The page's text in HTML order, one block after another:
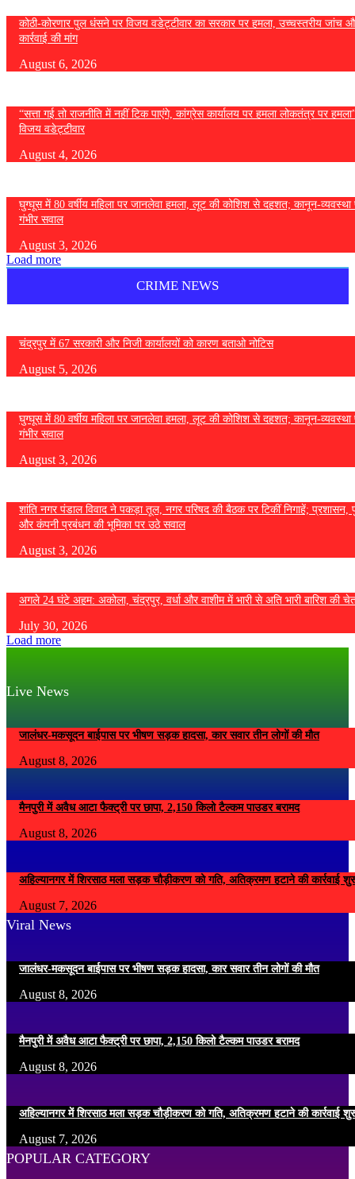
कोठी-कोरणार पुल धंसने पर विजय वडेट्टीवार का सरकार पर हमला, उच्चस्तरीय जांच
कार्रवाई की मांग
August 6, 2026
“सत्ता गई तो राजनीति में नहीं टिक पाएंगे, कांग्रेस कार्यालय पर हमला लोकतंत्र पर
विजय वडेट्टीवार
August 4, 2026
घुग्घूस में 80 वर्षीय महिला पर जानलेवा हमला, लूट की कोशिश से दहशत; कानून-व्यवस्था
गंभीर सवाल
August 3, 2026
Load more
CRIME NEWS
चंद्रपुर में 67 सरकारी और निजी कार्यालयों को कारण बताओ नोटिस
August 5, 2026
घुग्घूस में 80 वर्षीय महिला पर जानलेवा हमला, लूट की कोशिश से दहशत; कानून-व्यवस्था
गंभीर सवाल
August 3, 2026
शांति नगर पंडाल विवाद ने पकड़ा तूल, नगर परिषद की बैठक पर टिकीं निगाहें; प्रशासन,
और कंपनी प्रबंधन की भूमिका पर उठे सवाल
August 3, 2026
अगले 24 घंटे अहम: अकोला, चंद्रपुर, वर्धा और वाशीम में भारी से अति भारी बारिश की
July 30, 2026
Load more
Live News
जालंधर-मकसूदन बाईपास पर भीषण सड़क हादसा, कार सवार तीन लोगों की मौत
August 8, 2026
मैनपुरी में अवैध आटा फैक्ट्री पर छापा, 2,150 किलो टैल्कम पाउडर बरामद
August 8, 2026
अहिल्यानगर में शिरसाठ मला सड़क चौड़ीकरण को गति, अतिक्रमण हटाने की कार्रवाई
August 7, 2026
Viral News
जालंधर-मकसूदन बाईपास पर भीषण सड़क हादसा, कार सवार तीन लोगों की मौत
August 8, 2026
मैनपुरी में अवैध आटा फैक्ट्री पर छापा, 2,150 किलो टैल्कम पाउडर बरामद
August 8, 2026
अहिल्यानगर में शिरसाठ मला सड़क चौड़ीकरण को गति, अतिक्रमण हटाने की कार्रवाई
August 7, 2026
POPULAR CATEGORY